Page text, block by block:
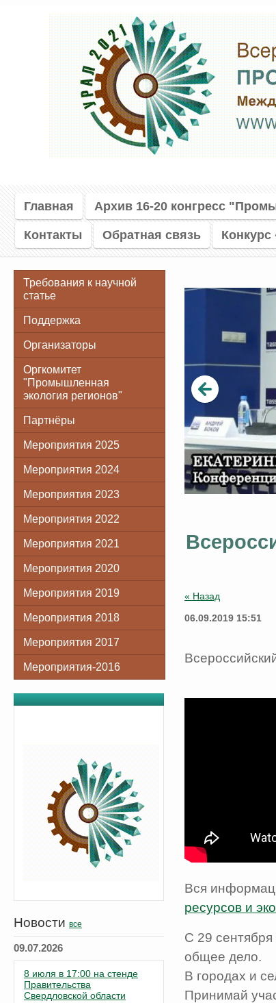
Главная Архив 16-20 конгресс
Контакты
Обратная связь Конкурс
Требования к научной
статье
Поддержка
Организаторы
Оргкомитет
"Промышленная
экология регионов"
Партнёры
Мероприятия 2025
Мероприятия 2024
Мероприятия 2023
Мероприятия 2022
Мероприятия 2021
Мероприятия 2020
Мероприятия 2019
Мероприятия 2018
Мероприятия 2017
Мероприятия-2016
Новости все
09.07.2026
8 июля в 17:00 на стенде
Правительства
Свердловской области
« Назад
06.09.2019 15:51
Вся
ресурсов и
С 29 сентября
общее дело.
В городах и
Принимай